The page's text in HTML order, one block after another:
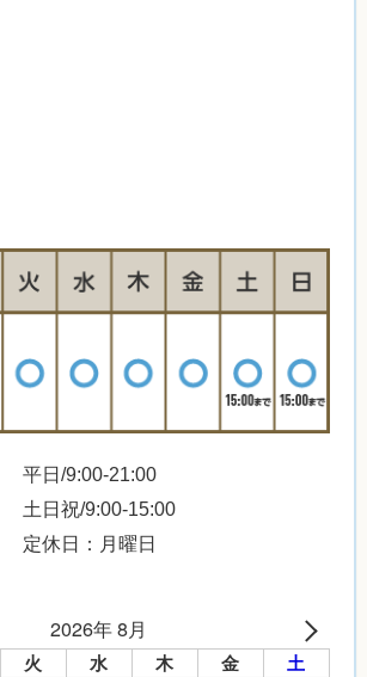
平日/9:00-21:00
土日祝/9:00-15:00
定休日：月曜日
2026年 8月
火 水 木 金 土